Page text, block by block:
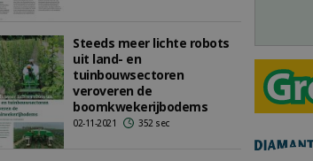
Steeds meer lichte robots
uit land- en
tuinbouwsectoren
veroveren de
boomkwekerijbodems
02-11-2021 352 sec